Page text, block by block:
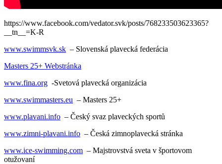
https://www.facebook.com/vedator.svk/posts/768233503623365?
__tn__=K-R
www.swimmsvk.sk – Slovenská plavecká federácia
Masters 25+ Webstránka
www.fina.org -Svetová plavecká organizácia
www.swimmasters.eu – Masters 25+
www.plavani.info – Český svaz plaveckých sportů
www.zimni-plavani.info – Česká zimnoplavecká stránka
www.ice-swimming.com – Majstrovstvá sveta v športovom
otužovaní